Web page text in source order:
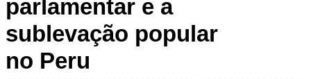
parlamentar e a
sublevação popular
no Peru